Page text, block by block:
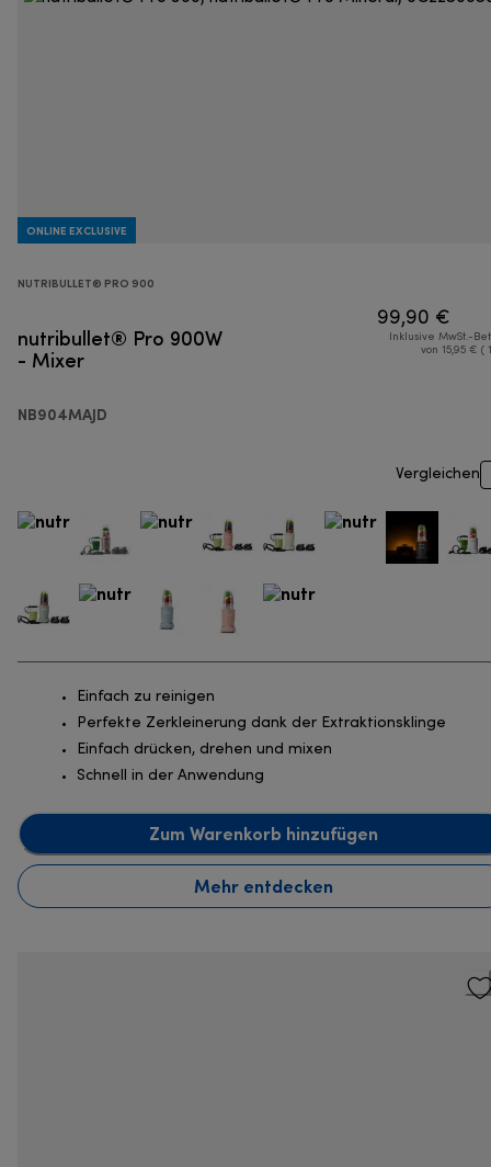
ONLINE EXCLUSIVE
NUTRIBULLET® PRO 900
nutribullet® Pro 900W
- Mixer
NB904MAJD
99,90 €
Inklusive MwSt.-
von 15,95 € (
Vergleichen
Einfach zu reinigen
Perfekte Zerkleinerung dank der Extraktionsklinge
Einfach drücken, drehen und mixen
Schnell in der Anwendung
Zum Warenkorb hinzufügen
Mehr entdecken